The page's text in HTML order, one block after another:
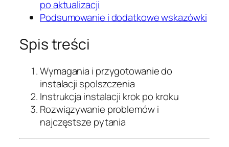
po aktualizacji
Podsumowanie i dodatkowe wskazówki
Spis treści
Wymagania i przygotowanie do
instalacji spolszczenia
Instrukcja instalacji krok po kroku
Rozwiązywanie problemów i
najczęstsze pytania